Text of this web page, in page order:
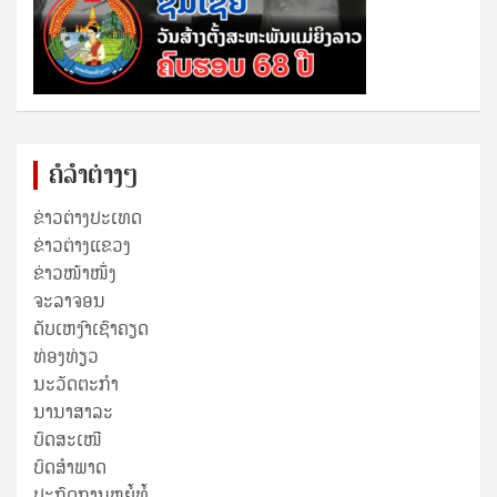
ຄໍລຳຕ່າງໆ
ຂ່າວຕ່າງປະເທດ
ຂ່າວ​ຕ່າງ​ແຂວງ
ຂ່າວໜ້າໜຶ່ງ
ຈະລາຈອນ
ດັບເຫງົາເຊົາຄຽດ
ທ່ອງທ່ຽວ
ນະວັດຕະກໍາ
ນານາສາລະ
ບົດສະເໜີ
ບົດສໍາພາດ